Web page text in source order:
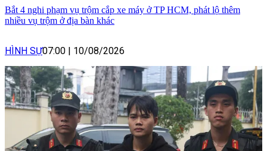
Bắt 4 nghi phạm vụ trộm cắp xe máy ở TP HCM, phát lộ thêm
nhiều vụ trộm ở địa bàn khác
HÌNH SỰ07:00 | 10/08/2026